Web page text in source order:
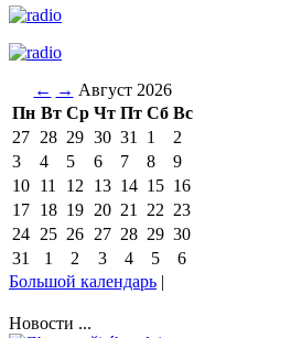
← → Август 2026
Пн Вт Ср Чт Пт Сб Вс
27 28 29 30 31 1
2
3
4 5 6 7 8
9
10 11 12 13 14 15 16
17 18 19 20 21 22 23
24 25 26 27 28 29 30
31
1 2 3 4 5
6
Большой календарь |
Новости ...